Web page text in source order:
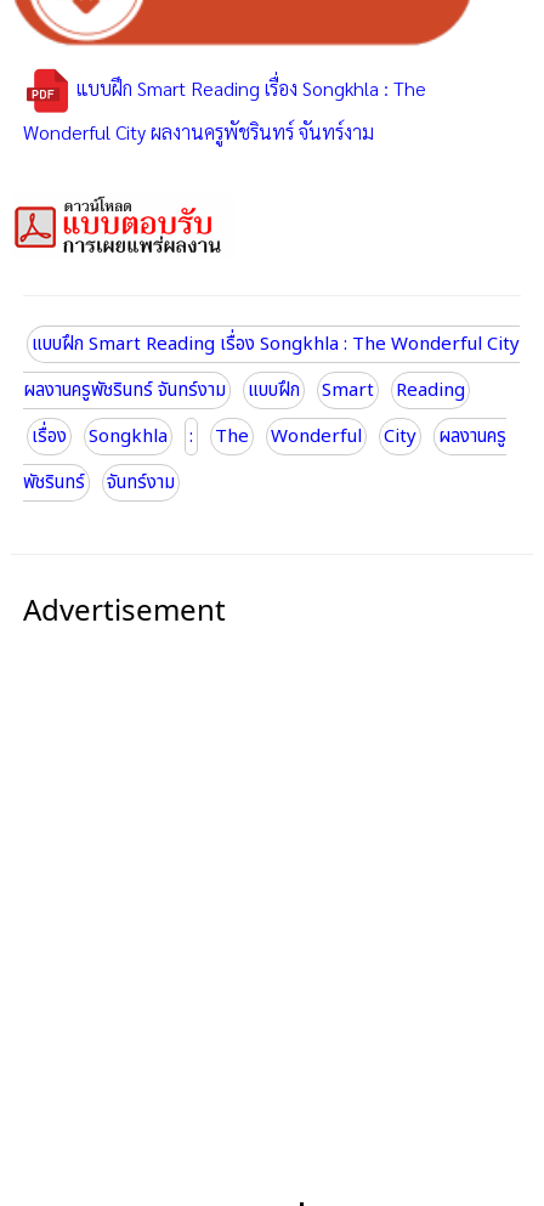
แบบฝึก Smart Reading เรื่อง Songkhla : The
Wonderful City ผลงานครูพัชรินทร์ จันทร์งาม
แบบฝึก Smart Reading เรื่อง Songkhla : The Wonderful City
ผลงานครูพัชรินทร์ จันทร์งาม
แบบฝึก Smart
Reading
เรื่อง
Songkhla : The Wonderful City
ผลงานครู
พัชรินทร์
จันทร์งาม
Advertisement